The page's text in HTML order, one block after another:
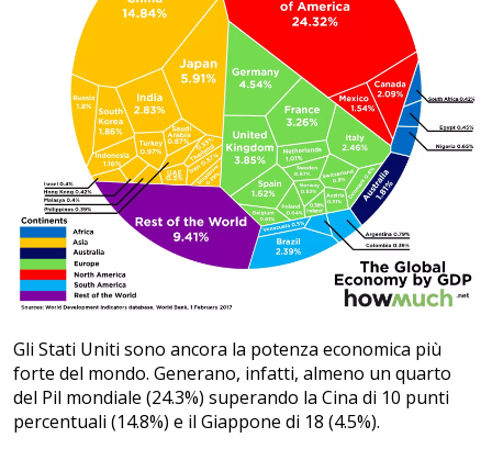
Gli Stati Uniti sono ancora la potenza economica più
forte del mondo. Generano, infatti, almeno un quarto
del Pil mondiale (24.3%) superando la Cina di 10 punti
percentuali (14.8%) e il Giappone di 18 (4.5%).